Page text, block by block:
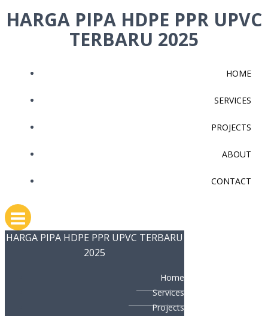
Skip
to
HARGA PIPA HDPE PPR UPVC
TERBARU 2025
HOME
SERVICES
PROJECTS
ABOUT
CONTACT
HARGA PIPA HDPE PPR UPVC TERBARU
2025
Home
Services
Projects